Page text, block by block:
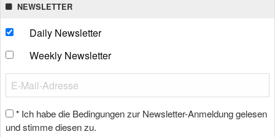
NEWSLETTER
Daily Newsletter
Weekly Newsletter
* Ich habe die Bedingungen zur Newsletter-Anmeldung gelesen
und stimme diesen zu.